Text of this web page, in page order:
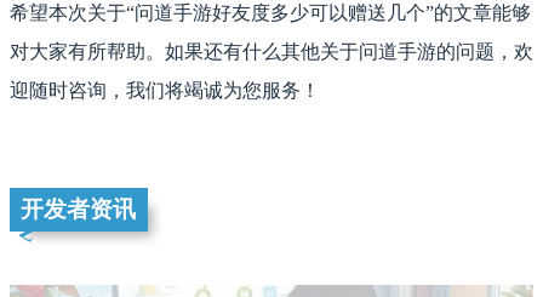
希望本次关于“问道手游好友度多少可以赠送几个”的文章能够
对大家有所帮助。如果还有什么其他关于问道手游的问题，欢
迎随时咨询，我们将竭诚为您服务！
开发者资讯